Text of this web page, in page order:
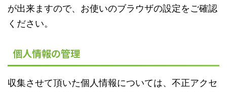
が出来ますので、お使いのブラウザの設定をご確認
ください。
個人情報の管理
収集させて頂いた個人情報については、不正アクセ